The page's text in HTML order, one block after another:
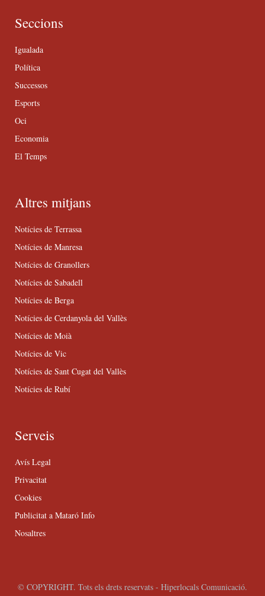
Seccions
Igualada
Política
Successos
Esports
Oci
Economia
El Temps
Altres mitjans
Notícies de Terrassa
Notícies de Manresa
Notícies de Granollers
Notícies de Sabadell
Notícies de Berga
Notícies de Cerdanyola del Vallès
Notícies de Moià
Notícies de Vic
Notícies de Sant Cugat del Vallès
Notícies de Rubí
Serveis
Avís Legal
Privacitat
Cookies
Publicitat a Mataró Info
Nosaltres
© COPYRIGHT. Tots els drets reservats - Hiperlocals Comunicació.